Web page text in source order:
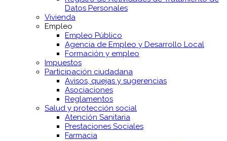
Datos Personales
Vivienda
Empleo
Empleo Público
Agencia de Empleo y Desarrollo Local
Formación y empleo
Impuestos
Participación ciudadana
Avisos, quejas y sugerencias
Asociaciones
Reglamentos
Salud y protección social
Atención Sanitaria
Prestaciones Sociales
Farmacia